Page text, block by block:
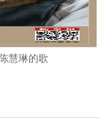
慧琳的歌